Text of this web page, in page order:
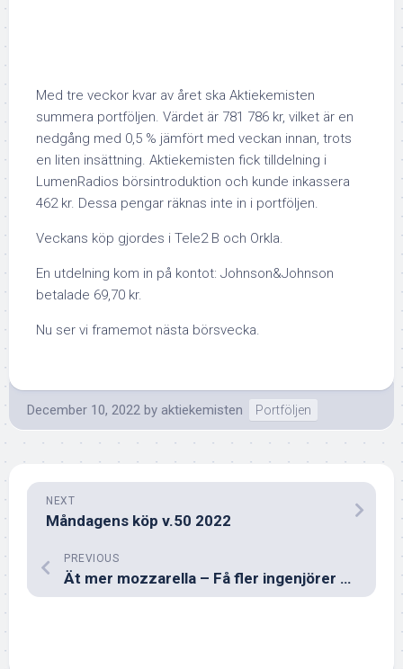
Med tre veckor kvar av året ska Aktiekemisten
summera portföljen. Värdet är 781 786 kr, vilket är en
nedgång med 0,5 % jämfört med veckan innan, trots
en liten insättning. Aktiekemisten fick tilldelning i
LumenRadios börsintroduktion och kunde inkassera
462 kr. Dessa pengar räknas inte in i portföljen.
Veckans köp gjordes i Tele2 B och Orkla.
En utdelning kom in på kontot: Johnson&Johnson
betalade 69,70 kr.
Nu ser vi framemot nästa börsvecka.
December 10, 2022 by aktiekemisten Portföljen
NEXT
Måndagens köp v.50 2022
PREVIOUS
Ät mer mozzarella – Få fler ingenjörer med doktorsexamen